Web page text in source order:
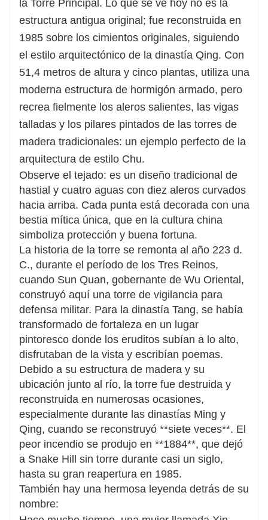
la Torre Principal. Lo que se ve hoy no es la
estructura antigua original; fue reconstruida en
1985 sobre los cimientos originales, siguiendo
el estilo arquitectónico de la dinastía Qing. Con
51,4 metros de altura y cinco plantas, utiliza una
moderna estructura de hormigón armado, pero
recrea fielmente los aleros salientes, las vigas
talladas y los pilares pintados de las torres de
madera tradicionales: un ejemplo perfecto de la
arquitectura de estilo Chu.
Observe el tejado: es un diseño tradicional de
hastial y cuatro aguas con diez aleros curvados
hacia arriba. Cada punta está decorada con una
bestia mítica única, que en la cultura china
simboliza protección y buena fortuna.
La historia de la torre se remonta al año 223 d.
C., durante el período de los Tres Reinos,
cuando Sun Quan, gobernante de Wu Oriental,
construyó aquí una torre de vigilancia para
defensa militar. Para la dinastía Tang, se había
transformado de fortaleza en un lugar
pintoresco donde los eruditos subían a lo alto,
disfrutaban de la vista y escribían poemas.
Debido a su estructura de madera y su
ubicación junto al río, la torre fue destruida y
reconstruida en numerosas ocasiones,
especialmente durante las dinastías Ming y
Qing, cuando se reconstruyó **siete veces**. El
peor incendio se produjo en **1884**, que dejó
a Snake Hill sin torre durante casi un siglo,
hasta su gran reapertura en 1985.
También hay una hermosa leyenda detrás de su
nombre: